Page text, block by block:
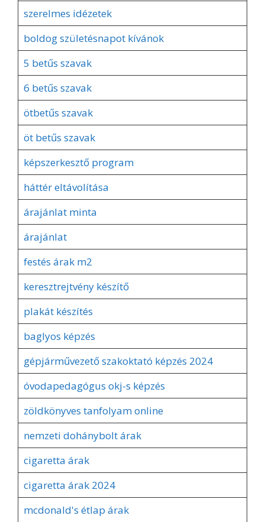
szerelmes idézetek
boldog születésnapot kívánok
5 betűs szavak
6 betűs szavak
ötbetűs szavak
öt betűs szavak
képszerkesztő program
háttér eltávolítása
árajánlat minta
árajánlat
festés árak m2
keresztrejtvény készítő
plakát készítés
baglyos képzés
gépjárművezető szakoktató képzés 2024
óvodapedagógus okj-s képzés
zöldkönyves tanfolyam online
nemzeti dohánybolt árak
cigaretta árak
cigaretta árak 2024
mcdonald's étlap árak